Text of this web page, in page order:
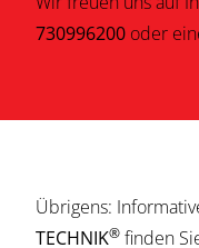
730996200 oder
Übrigens:
TECHNIK® finden